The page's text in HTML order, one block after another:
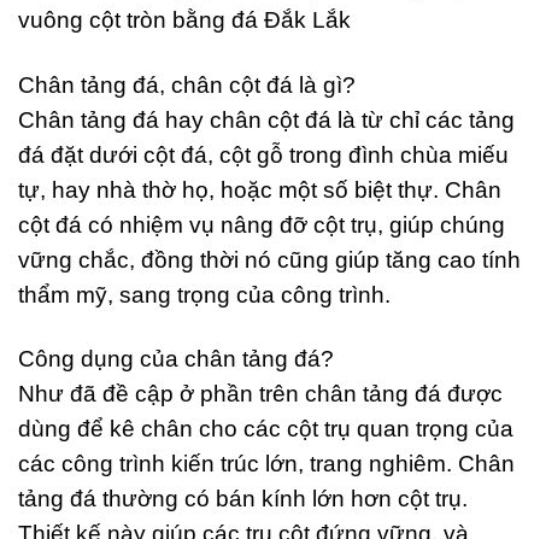
vuông cột tròn bằng đá Đắk Lắk
Chân tảng đá, chân cột đá là gì?
Chân tảng đá hay chân cột đá là từ chỉ các tảng
đá đặt dưới cột đá, cột gỗ trong đình chùa miếu
tự, hay nhà thờ họ, hoặc một số biệt thự. Chân
cột đá có nhiệm vụ nâng đỡ cột trụ, giúp chúng
vững chắc, đồng thời nó cũng giúp tăng cao tính
thẩm mỹ, sang trọng của công trình.
Công dụng của chân tảng đá?
Như đã đề cập ở phần trên chân tảng đá được
dùng để kê chân cho các cột trụ quan trọng của
các công trình kiến trúc lớn, trang nghiêm. Chân
tảng đá thường có bán kính lớn hơn cột trụ.
Thiết kế này giúp các trụ cột đứng vững, và